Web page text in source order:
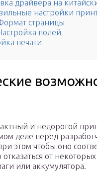
драйвера на
настройки
страницы
полей
печати
и недорогой
деле перед
этом чтобы оно
от
или аккумулятора.